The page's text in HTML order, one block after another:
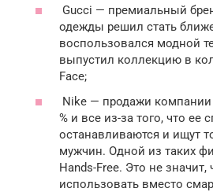
Gucci — премиальный
одежды решил стать
воспользовался модной
выпустил коллекцию в
Face;
Nike — продажи
% и все из-за того, что ее
останавливаются и ищут
мужчин. Одной из таких
Hands-Free. Это не
использовать вместо